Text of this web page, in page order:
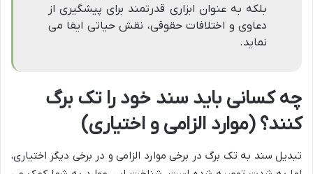
بلکه به عنوان ابزاری قدرتمند برای پیشگیری از
دعاوی و اختلافات حقوقی، نقش حیاتی ایفا می
نماید.
چه کسانی باید سند خود را تک برگ
کنند؟ (موارد الزامی و اختیاری)
تبدیل سند به تک برگ در برخی موارد الزامی و در برخی دیگر اختیاری،